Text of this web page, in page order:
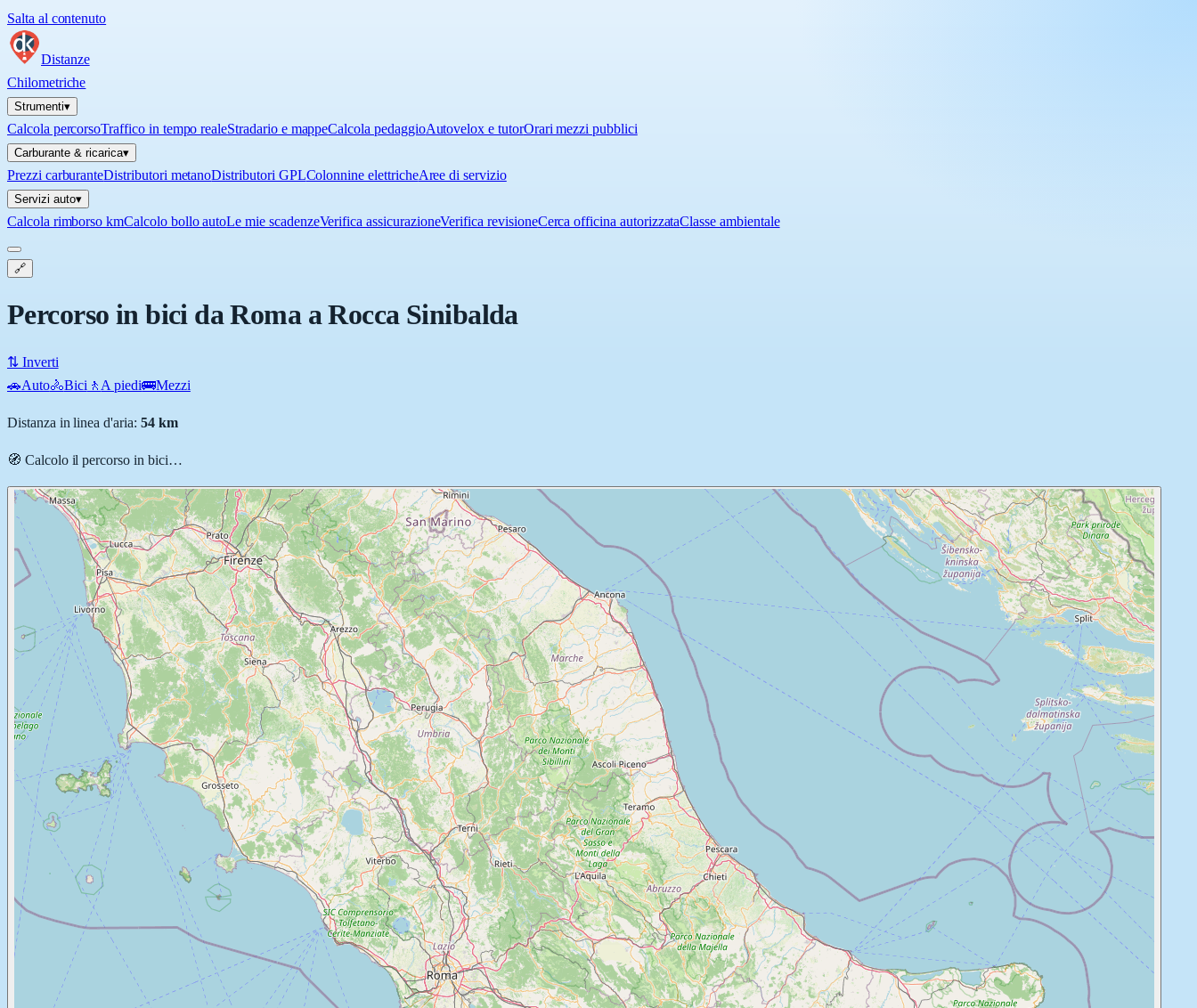
Salta al contenuto
Distanze
Chilometriche
Strumenti▾
Calcola percorsoTraffico in tempo realeStradario e mappeCalcola pedaggioAutovelox e tutorOrari mezzi pubblici
Carburante & ricarica▾
Prezzi carburanteDistributori metanoDistributori GPLColonnine elettricheAree di servizio
Servizi auto▾
Calcola rimborso kmCalcolo bollo autoLe mie scadenzeVerifica assicurazioneVerifica revisioneCerca officina autorizzataClasse ambientale
🔗
Percorso in bici da Roma a Rocca Sinibalda
⇅ Inverti
🚗Auto🚴Bici 🚶 A piedi🚌Mezzi
Distanza in linea d'aria: 54km
🧭 Calcolo il percorso in bici…